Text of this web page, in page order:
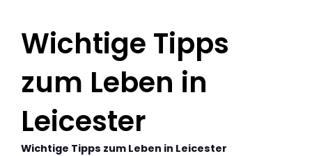
Wichtige Tipps
zum Leben in
Leicester
Wichtige Tipps zum Leben in Leicester